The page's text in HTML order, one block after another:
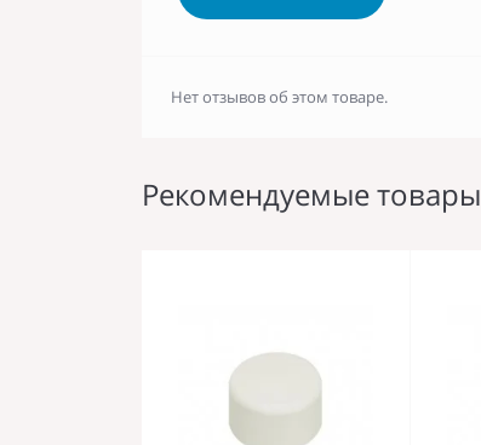
Нет отзывов об этом товаре.
Рекомендуемые товары